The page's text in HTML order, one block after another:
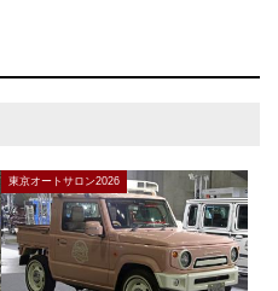
東京オートサロン2026